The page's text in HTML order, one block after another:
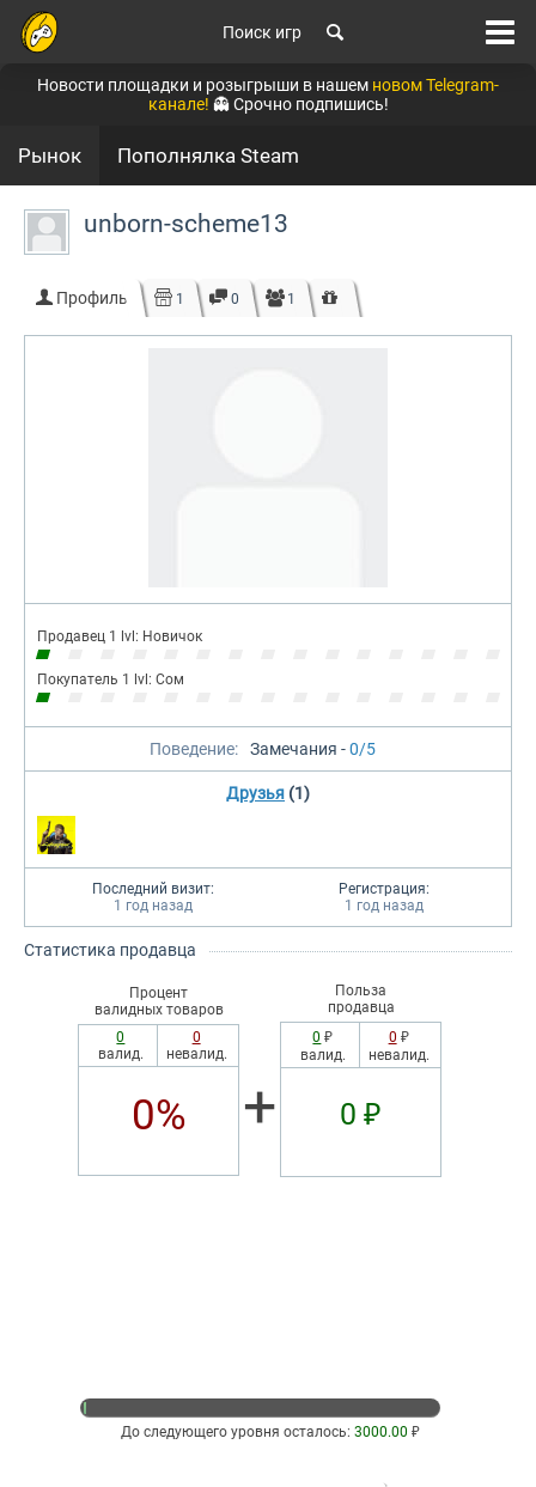
Поиск игр
Новости площадки и розыгрыши в нашем новом Telegram-
канале! 👻 Срочно подпишись!
Рынок Пополнялка Steam
unborn-scheme13
Профиль 1 0 1
Продавец 1 lvl: Новичок
Покупатель 1 lvl: Сом
Поведение: Замечания -0/5
Друзья (1)
Последний визит:
1 год назад
Регистрация:
1 год назад
Статистика продавца
Процент
валидных товаров
0
валид.
0
невалид.
0% +
Польза
продавца
0 ₽
валид.
0 ₽
невалид.
0 ₽
До следующего уровня осталось: 3000.00 ₽